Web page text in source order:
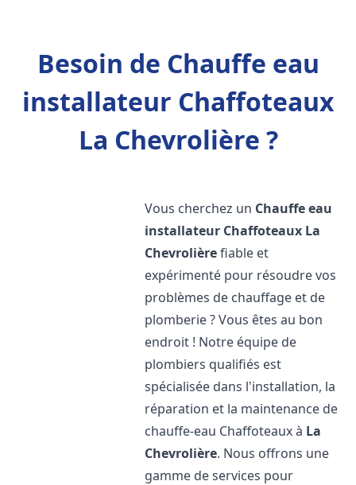
Besoin de Chauffe eau
installateur Chaffoteaux
La Chevrolière ?
Vous cherchez un Chauffe eau
installateur Chaffoteaux La
Chevrolièrefiable et
expérimenté pour résoudre vos
problèmes de chauffage et de
plomberie ? Vous êtes au bon
endroit ! Notre équipe de
plombiers qualifiés est
spécialisée dans l'installation, la
réparation et la maintenance de
chauffe-eau Chaffoteaux à La
Chevrolière. Nous offrons une
gamme de services pour